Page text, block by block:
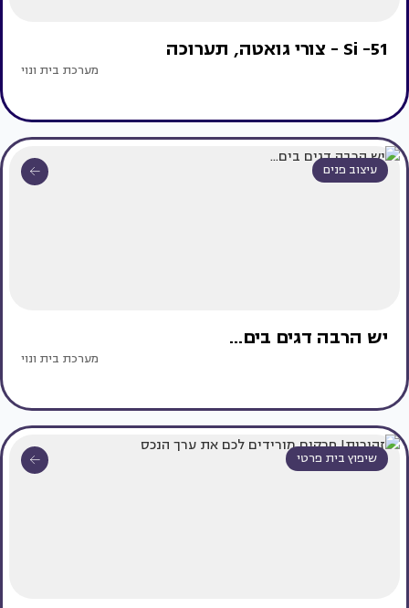
Si -51 - צורי גואטה, תערוכה
מערכת בית ונוי
עיצוב פנים
יש הרבה דגים בים...
מערכת בית ונוי
שיפוץ בית פרטי